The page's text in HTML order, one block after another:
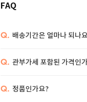
FAQ
Q. 배송기간은 얼마나 되나
Q. 관부가세 포함된 가격인
Q. 정품인가요?